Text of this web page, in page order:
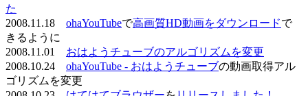
た
2008.11.18 ohaYouTubeで高画質HD動画をダウンロードで
きるように
2008.11.01 おはようチューブのアルゴリズムを変更
2008.10.24 ohaYouTube - おはようチューブの動画取得アル
ゴリズムを変更